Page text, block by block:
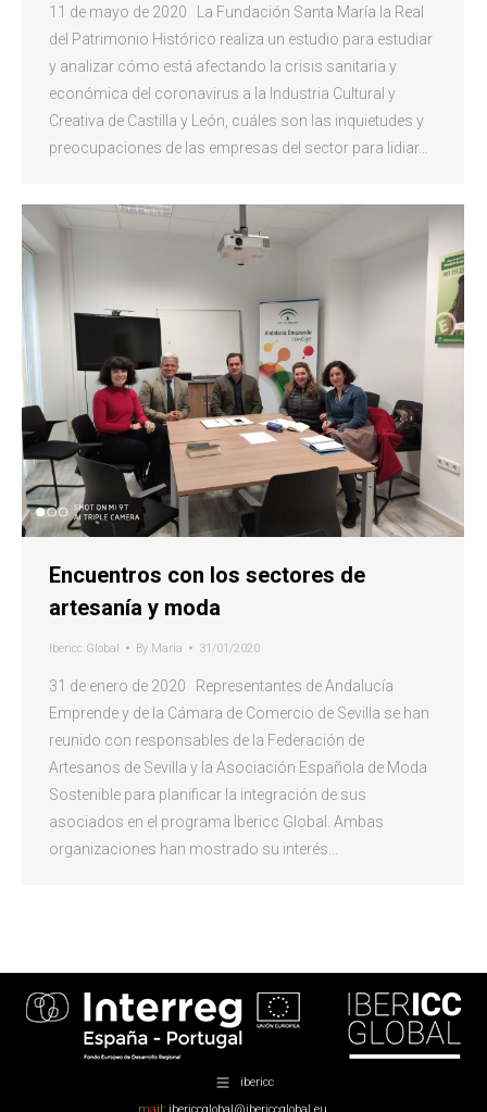
11 de mayo de 2020 La Fundación Santa María la Real
del Patrimonio Histórico realiza un estudio para estudiar
y analizar cómo está afectando la crisis sanitaria y
económica del coronavirus a la Industria Cultural y
Creativa de Castilla y León, cuáles son las inquietudes y
preocupaciones de las empresas del sector para lidiar…
Encuentros con los sectores de
artesanía y moda
Ibericc Global By Maria 31/01/2020
31 de enero de 2020 Representantes de Andalucía
Emprende y de la Cámara de Comercio de Sevilla se han
reunido con responsables de la Federación de
Artesanos de Sevilla y la Asociación Española de Moda
Sostenible para planificar la integración de sus
asociados en el programa Ibericc Global. Ambas
organizaciones han mostrado su interés…
ibericc
mail: ibericcglobal@ibericcglobal.eu